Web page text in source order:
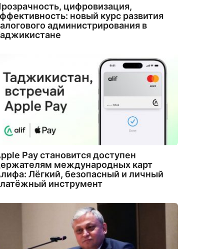
цифровизация,
новый курс развития
администрирования в
Pay становится доступен
международных карт
Лёгкий, безопасный и личный
инструмент